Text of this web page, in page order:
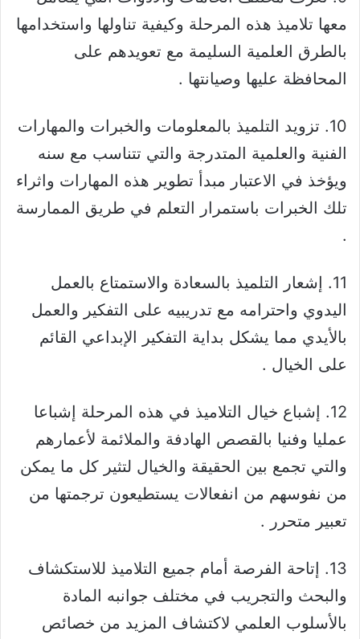
معها تلاميذ هذه المرحلة وكيفية تناولها واستخدامها
بالطرق العلمية السليمة مع تعويدهم على
المحافظة عليها وصيانتها .
10. تزويد التلميذ بالمعلومات والخبرات والمهارات
الفنية والعلمية المتدرجة والتي تتناسب مع سنه
ويؤخذ في الاعتبار مبدأ تطوير هذه المهارات واثراء
تلك الخبرات باستمرار التعلم في طريق الممارسة
.
11. إشعار التلميذ بالسعادة والاستمتاع بالعمل
اليدوي واحترامه مع تدريبيه على التفكير والعمل
بالأيدي مما يشكل بداية التفكير الإبداعي القائم
على الخيال .
12. إشباع خيال التلاميذ في هذه المرحلة إشباعا
عمليا وفنيا بالقصص الهادفة والملائمة لأعمارهم
والتي تجمع بين الحقيقة والخيال لتثير كل ما يمكن
من نفوسهم من انفعالات يستطيعون ترجمتها من
تعبير متحرر .
13. إتاحة الفرصة أمام جميع التلاميذ للاستكشاف
والبحث والتجريب في مختلف جوانبه المادة
بالأسلوب العلمي لاكتشاف المزيد من خصائص